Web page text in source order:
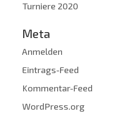
Turniere 2020
Meta
Anmelden
Eintrags-Feed
Kommentar-Feed
WordPress.org